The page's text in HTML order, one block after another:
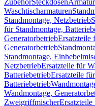
ZubehörSteckdosen
Waschtischarmaturen
Standmontage, Netzbetrieb
für Standmontage,
GeneratorbetriebErsatzteile
Generatorbetrieb
Standmontage,
NetzbetriebErsatzteile für
BatteriebetriebErsatzteile
Batteriebetrieb
Wandmontage,
ZweigriffmischerErsatzteile